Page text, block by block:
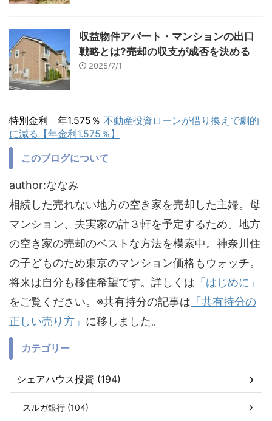
収益物件アパート・マンションの出口
戦略とは?売却の収支が成否を決める
2025/7/1
特別金利 年1.575％ 不動産投資ローンが借り換えで劇的
に減る【年金利1.575％】
このブログについて
author:ななみ
相続した売れない地方の空き家を売却した主婦。母
マンション、夫実家の計３軒を予定するため。地方
の空き家の売却のベストな方法を模索中。神奈川住
の子どものため東京のマンション価格もウォッチ。
将来は自分も移住希望です。詳しくは 「はじめに」
をご覧ください。※共有持分の記事は 「共有持分の
正しい売り方」 に移しました。
カテゴリー
シェアハウス投資 (194)
スルガ銀行 (104)